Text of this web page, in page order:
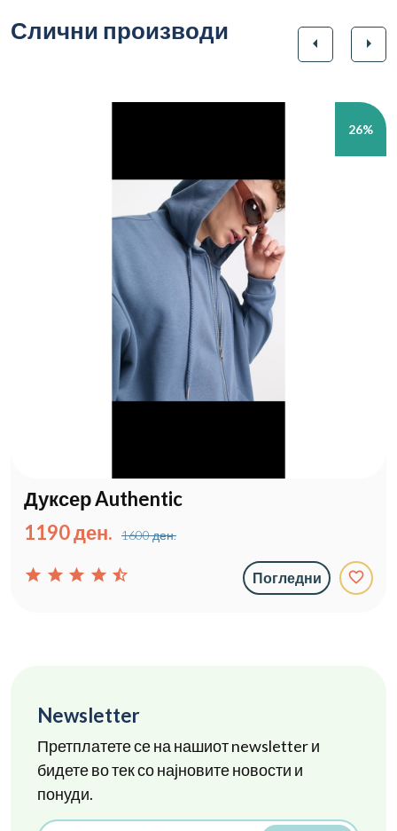
Слични производи arrow_left arrow_right
26%
Дуксер Authentic
1190 ден.
1600 ден.
star star star star star_half Погледни favorite_border
Newsletter
Претплатете се на нашиот newsletter и
бидете во тек со најновите новости и
понуди.